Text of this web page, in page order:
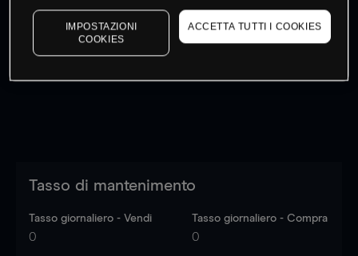
I prezzi sono solo indicativi. Accediper vedere gli ultimi
dati di mercato
to see latest market data
Tasso di mantenimento
Tasso giornaliero - Vendi
0
Tasso giornaliero - Compra
0
IMPOSTAZIONI
COOKIES
ACCETTA TUTTI I COOKIES